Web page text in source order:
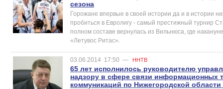
сезона
Горожане впервые в своей истории да и в истории
пробиться в Евролигу - самый престижный турнир
полном составе вернулась из Вильнюса, где
«Летувос Ритас».
03.06.2014 17:50 — ННТВ
65 лет исполнилось руководителю
надзору в сфере связи информационных
коммуникаций по Нижегородской